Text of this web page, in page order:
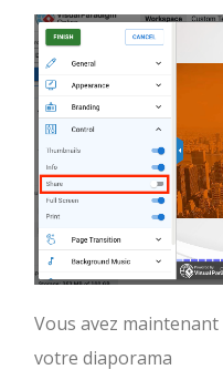
Vous avez maintenant
votre diaporama